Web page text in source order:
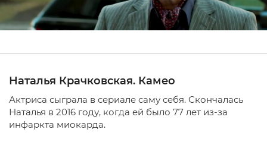
Наталья Крачковская. Камео
Актриса сыграла в сериале саму себя. Скончалась
Наталья в 2016 году, когда ей было 77 лет из-за
инфаркта миокарда.